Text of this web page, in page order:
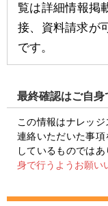
覧は詳細情報掲
接、資料請求が
です。
最終確認はご自身
この情報はナレッ
連絡いただいた事
しているものでは
身で行うようお願い